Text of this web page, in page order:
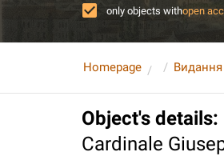
only objects withopen
Homepage Видання
Object's details:
Cardinale